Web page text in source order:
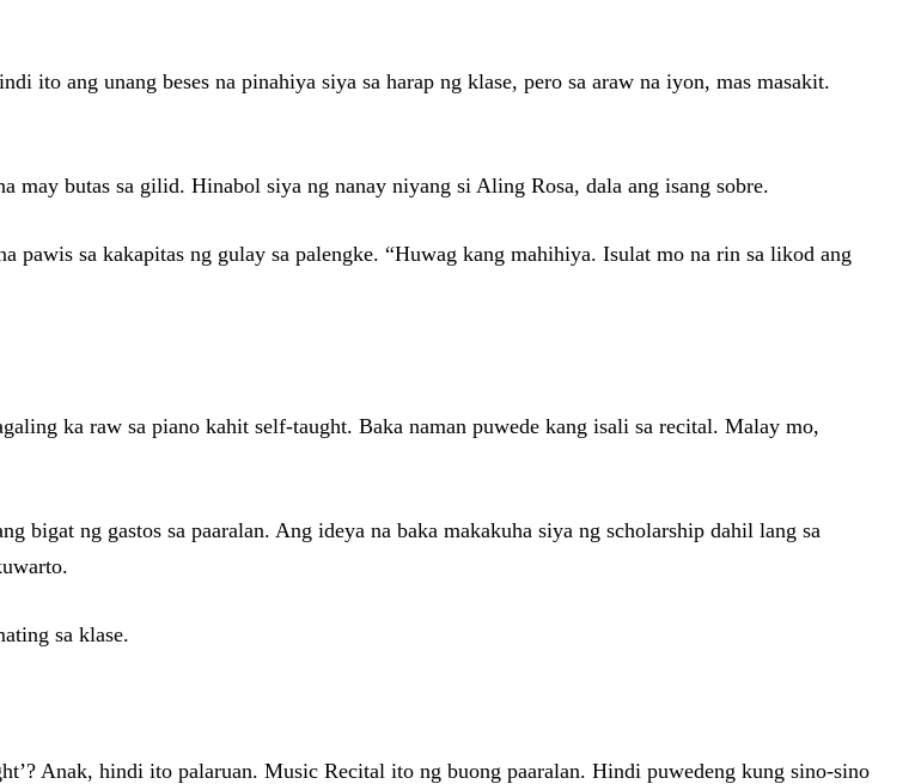
ito ang unang beses na pinahiya siya sa harap ng klase, pero sa araw na iyon, mas masakit.
may butas sa gilid. Hinabol siya ng nanay niyang si Aling Rosa, dala ang isang sobre.
pawis sa kakapitas ng gulay sa palengke. “Huwag kang mahihiya. Isulat mo na rin sa likod ang
ka raw sa piano kahit self-taught. Baka naman puwede kang isali sa recital. Malay mo,
bigat ng gastos sa paaralan. Ang ideya na baka makakuha siya ng scholarship dahil lang sa
sa klase.
Anak, hindi ito palaruan. Music Recital ito ng buong paaralan. Hindi puwedeng kung sino-sino